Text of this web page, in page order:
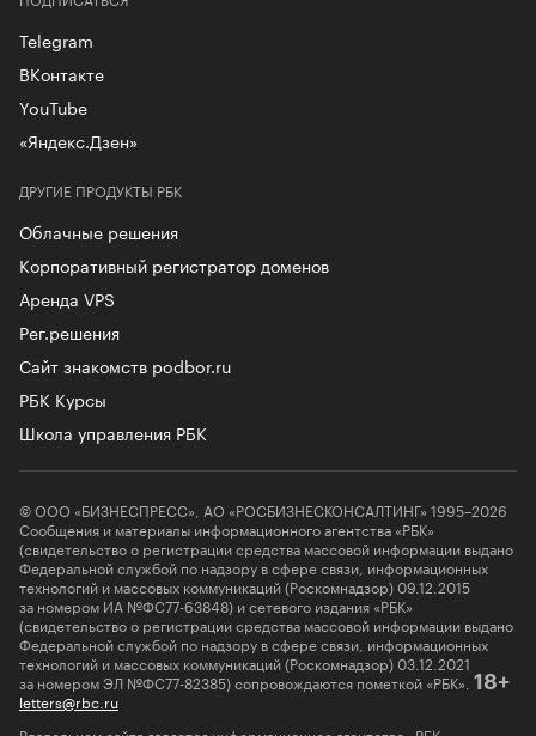
ДРУГИЕ ПРОДУКТЫ РБК
Облачные решения
Корпоративный регистратор доменов
Аренда VPS
Рег.решения
Сайт знакомств podbor.ru
РБК Курсы
Школа управления РБК
Telegram
ВКонтакте
YouTube
«Яндекс.Дзен»
© ООО «БИЗНЕСПРЕСС», АО «РОСБИЗНЕСКОНСАЛТИНГ» 1995–2026
Сообщения и материалы информационного агентства «РБК»
(свидетельство о регистрации средства массовой информации выдано
Федеральной службой по надзору в сфере связи, информационных
технологий и массовых коммуникаций (Роскомнадзор) 09.12.2015
за номером ИА №ФС77-63848) и сетевого издания «РБК»
(свидетельство о регистрации средства массовой информации выдано
Федеральной службой по надзору в сфере связи, информационных
технологий и массовых коммуникаций (Роскомнадзор) 03.12.2021
за номером ЭЛ №ФС77-82385) сопровождаются пометкой «РБК». 18+
letters@rbc.ru